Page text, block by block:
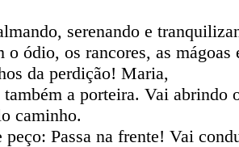
serenando e
o ódio, os rancores, as mágoas
da perdição! Maria,
a porteira. Vai abrindo
caminho.
peço: Passa na frente! Vai